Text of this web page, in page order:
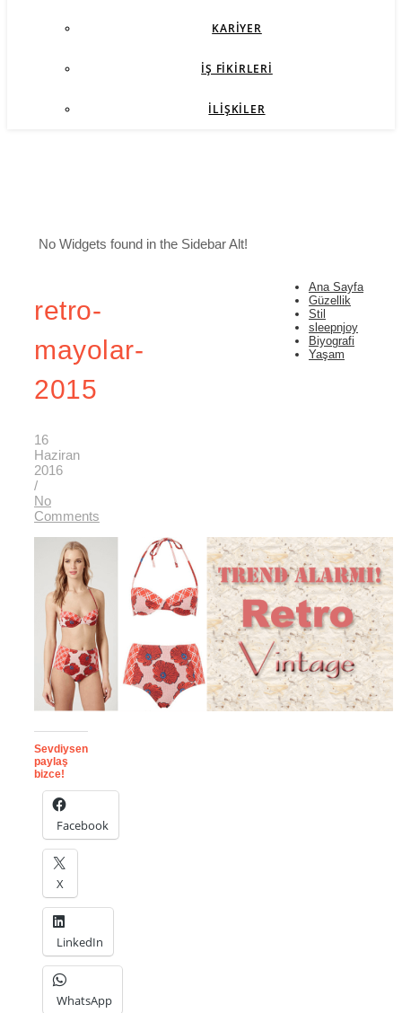
KARIYER
İŞ FIKIRLERI
İLIŞKILER
No Widgets found in the Sidebar Alt!
retro-
mayolar-
2015
16
Haziran
2016
/
No
Comments
Sevdiysen
paylaş
bizce!
Facebook
X
LinkedIn
WhatsApp
Ana Sayfa
Güzellik
Stil
sleepnjoy
Biyografi
Yaşam